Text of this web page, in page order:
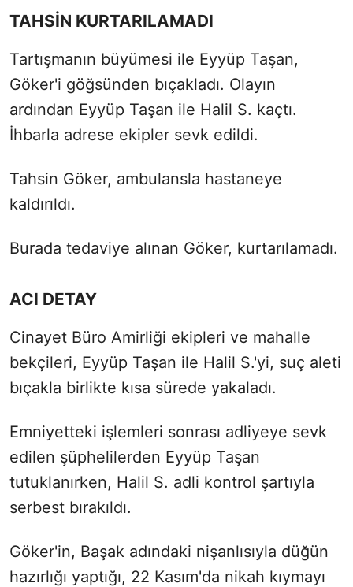
TAHSİN KURTARILAMADI
Tartışmanın büyümesi ile Eyyüp Taşan,
Göker'i göğsünden bıçakladı. Olayın
ardından Eyyüp Taşan ile Halil S. kaçtı.
İhbarla adrese ekipler sevk edildi.
Tahsin Göker, ambulansla hastaneye
kaldırıldı.
Burada tedaviye alınan Göker, kurtarılamadı.
ACI DETAY
Cinayet Büro Amirliği ekipleri ve mahalle
bekçileri, Eyyüp Taşan ile Halil S.'yi, suç aleti
bıçakla birlikte kısa sürede yakaladı.
Emniyetteki işlemleri sonrası adliyeye sevk
edilen şüphelilerden Eyyüp Taşan
tutuklanırken, Halil S. adli kontrol şartıyla
serbest bırakıldı.
Göker'in, Başak adındaki nişanlısıyla düğün
hazırlığı yaptığı, 22 Kasım'da nikah kıymayı